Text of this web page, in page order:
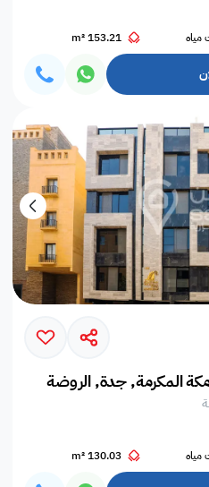
153.21 m²
المكرمة, جدة, الروضة
130.03 m²